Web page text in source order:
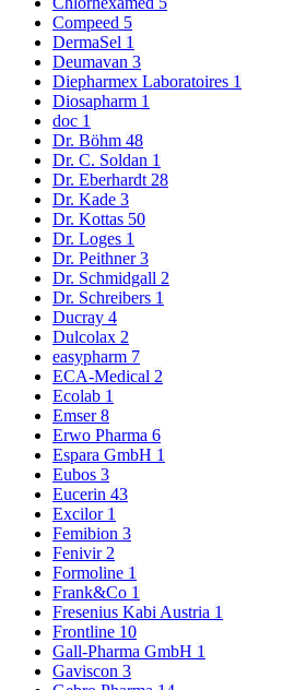
Compeed 5
DermaSel 1
Deumavan 3
Diepharmex Laboratoires 1
Diosapharm 1
doc 1
Dr. Böhm 48
Dr. C. Soldan 1
Dr. Eberhardt 28
Dr. Kade 3
Dr. Kottas 50
Dr. Loges 1
Dr. Peithner3
Dr. Schmidgall 2
Dr. Schreibers 1
Ducray 4
Dulcolax 2
easypharm 7
ECA-Medical 2
Ecolab 1
Emser8
Erwo Pharma 6
Espara GmbH 1
Eubos 3
Eucerin 43
Excilor 1
Femibion 3
Fenivir 2
Formoline 1
Frank&Co 1
Fresenius Kabi Austria 1
Frontline 10
Gall-Pharma GmbH 1
Gaviscon 3